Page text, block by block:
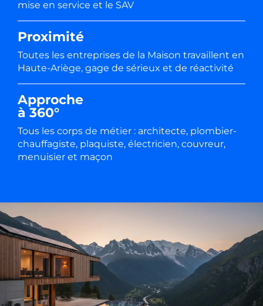
mise en service et le SAV
Proximité
Toutes les entreprises de la Maison travaillent en
Haute-Ariège, gage de sérieux et de réactivité
Approche
à 360°
Tous les corps de métier : architecte, plombier-
chauffagiste, plaquiste, électricien, couvreur,
menuisier et maçon